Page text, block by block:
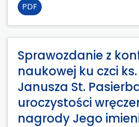
PDF
Sprawozdanie z
naukowej ku czci
Janusza St.
uroczystości
nagrody Jego